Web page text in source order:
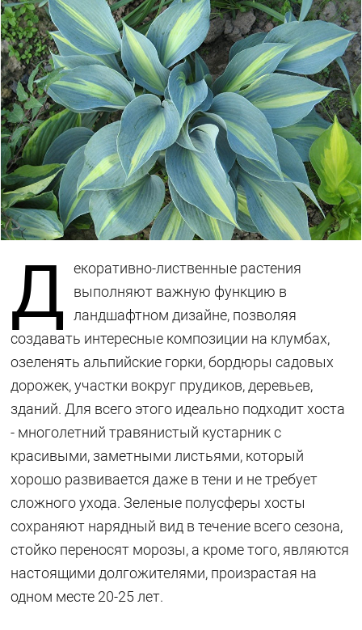
Д
екоративно-лиственные растения
выполняют важную функцию в
ландшафтном дизайне, позволяя
создавать интересные композиции на клумбах,
озеленять альпийские горки, бордюры садовых
дорожек, участки вокруг прудиков, деревьев,
зданий. Для всего этого идеально подходит хоста
- многолетний травянистый кустарник с
красивыми, заметными листьями, который
хорошо развивается даже в тени и не требует
сложного ухода. Зеленые полусферы хосты
сохраняют нарядный вид в течение всего сезона,
стойко переносят морозы, а кроме того, являются
настоящими долгожителями, произрастая на
одном месте 20-25 лет.